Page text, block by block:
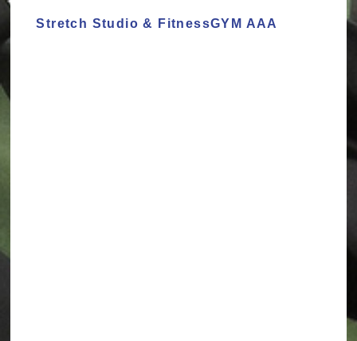
Stretch Studio & FitnessGYM AAA